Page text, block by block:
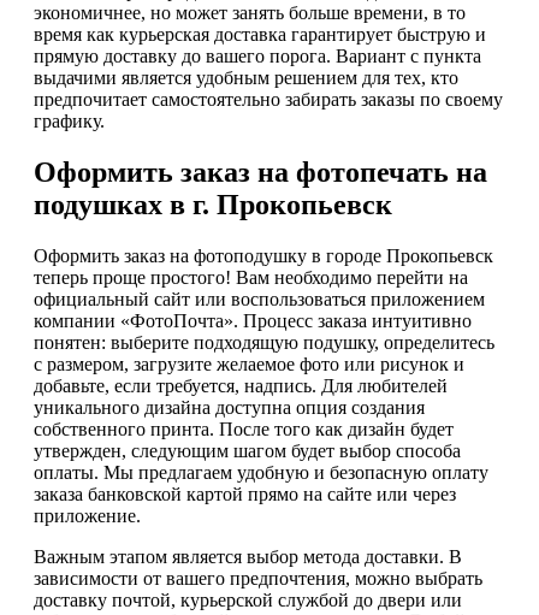
экономичнее, но может занять больше времени, в то
время как курьерская доставка гарантирует быструю и
прямую доставку до вашего порога. Вариант с пункта
выдачими является удобным решением для тех, кто
предпочитает самостоятельно забирать заказы по своему
графику.
Оформить заказ на фотопечать на
подушках в г. Прокопьевск
Оформить заказ на фотоподушку в городе Прокопьевск
теперь проще простого! Вам необходимо перейти на
официальный сайт или воспользоваться приложением
компании «ФотоПочта». Процесс заказа интуитивно
понятен: выберите подходящую подушку, определитесь
с размером, загрузите желаемое фото или рисунок и
добавьте, если требуется, надпись. Для любителей
уникального дизайна доступна опция создания
собственного принта. После того как дизайн будет
утвержден, следующим шагом будет выбор способа
оплаты. Мы предлагаем удобную и безопасную оплату
заказа банковской картой прямо на сайте или через
приложение.
Важным этапом является выбор метода доставки. В
зависимости от вашего предпочтения, можно выбрать
доставку почтой, курьерской службой до двери или